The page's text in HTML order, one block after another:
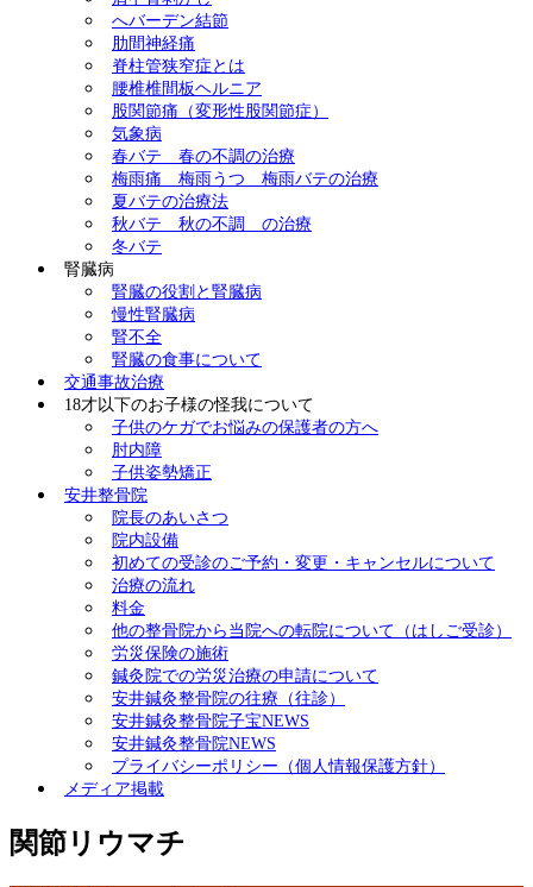
へバーデン結節
肋間神経痛
脊柱管狭窄症とは
腰椎椎間板ヘルニア
股関節痛（変形性股関節症）
気象病
春バテ 春の不調の治療
梅雨痛 梅雨うつ 梅雨バテの治療
夏バテの治療法
秋バテ 秋の不調 の治療
冬バテ
腎臓病
腎臓の役割と腎臓病
慢性腎臓病
腎不全
腎臓の食事について
交通事故治療
18才以下のお子様の怪我について
子供のケガでお悩みの保護者の方へ
肘内障
子供姿勢矯正
安井整骨院
院長のあいさつ
院内設備
初めての受診のご予約・変更・キャンセルについて
治療の流れ
料金
他の整骨院から当院への転院について（はしご受診）
労災保険の施術
鍼灸院での労災治療の申請について
安井鍼灸整骨院の往療（往診）
安井鍼灸整骨院子宝NEWS
安井鍼灸整骨院NEWS
プライバシーポリシー（個人情報保護方針）
メディア掲載
関節リウマチ